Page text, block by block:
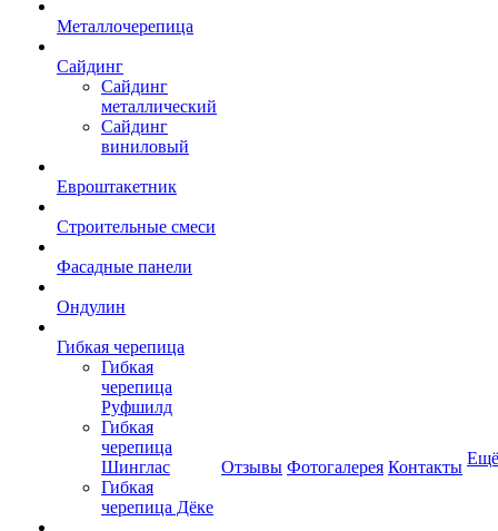
Металлочерепица
Сайдинг
Сайдинг
металлический
Сайдинг
виниловый
Евроштакетник
Строительные смеси
Фасадные панели
Ондулин
Гибкая черепица
Гибкая
черепица
Руфшилд
Гибкая
черепица
Шинглас
Гибкая
черепица Дёке
Отзывы Фотогалерея Контакты Ещё